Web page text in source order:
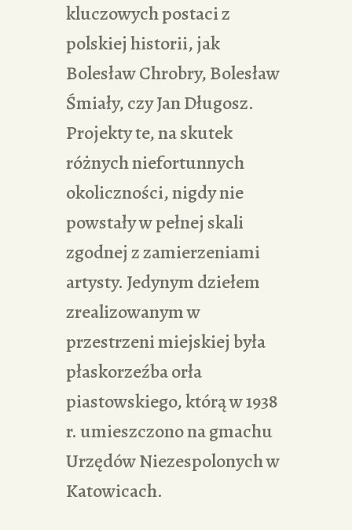
kluczowych postaci z
polskiej historii, jak
Bolesław Chrobry, Bolesław
Śmiały, czy Jan Długosz.
Projekty te, na skutek
różnych niefortunnych
okoliczności, nigdy nie
powstały w pełnej skali
zgodnej z zamierzeniami
artysty. Jedynym dziełem
zrealizowanym w
przestrzeni miejskiej była
płaskorzeźba orła
piastowskiego, którą w 1938
r. umieszczono na gmachu
Urzędów Niezespolonych w
Katowicach.